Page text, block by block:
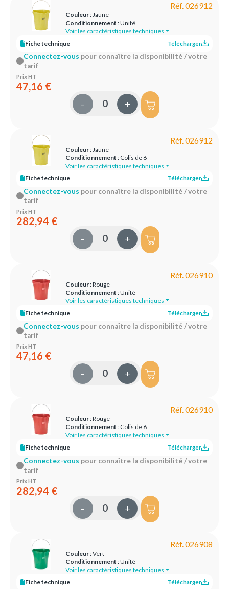
Réf. 026912
Couleur: Jaune
Conditionnement : Unité
Voir les caractéristiques techniques
Fiche technique
Télécharger
Connectez-vous pour connaître la disponibilité / votre
tarif
Prix HT
47,16 €
– +
Réf. 026912
Couleur: Jaune
Conditionnement : Colis de 6
Voir les caractéristiques techniques
Fiche technique
Télécharger
Connectez-vous pour connaître la disponibilité / votre
tarif
Prix HT
282,94 €
– +
Réf. 026910
Couleur: Rouge
Conditionnement : Unité
Voir les caractéristiques techniques
Fiche technique
Télécharger
Connectez-vous pour connaître la disponibilité / votre
tarif
Prix HT
47,16 €
– +
Réf. 026910
Couleur: Rouge
Conditionnement : Colis de 6
Voir les caractéristiques techniques
Fiche technique
Télécharger
Connectez-vous pour connaître la disponibilité / votre
tarif
Prix HT
282,94 €
– +
Réf. 026908
Couleur: Vert
Conditionnement : Unité
Voir les caractéristiques techniques
Fiche technique
Télécharger